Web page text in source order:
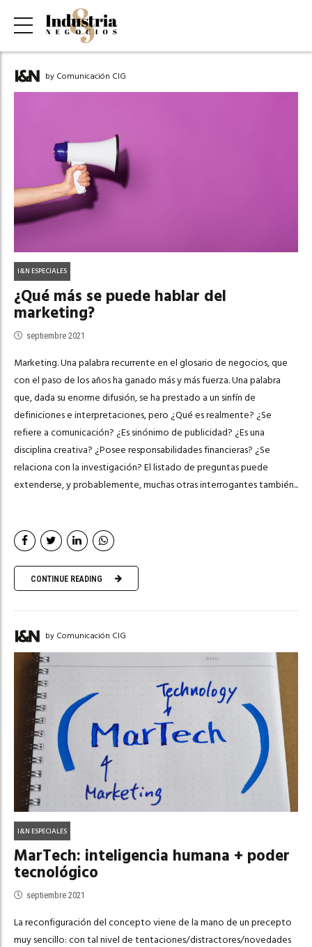
by Comunicación CIG
I&N ESPECIALES
¿Qué más se puede hablar del
marketing?
septiembre 2021
Marketing. Una palabra recurrente en el glosario de negocios, que
con el paso de los años ha ganado más y más fuerza. Una palabra
que, dada su enorme difusión, se ha prestado a un sinfín de
definiciones e interpretaciones, pero ¿Qué es realmente? ¿Se
refiere a comunicación? ¿Es sinónimo de publicidad? ¿Es una
disciplina creativa? ¿Posee responsabilidades financieras? ¿Se
relaciona con la investigación? El listado de preguntas puede
extenderse, y probablemente, muchas otras interrogantes también...
CONTINUE READING
by Comunicación CIG
I&N ESPECIALES
MarTech: inteligencia humana + poder
tecnológico
septiembre 2021
La reconfiguración del concepto viene de la mano de un precepto
muy sencillo: con tal nivel de tentaciones/distractores/novedades